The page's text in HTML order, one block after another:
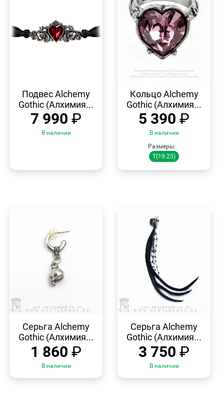
ПРОСМОТР
Подвес Alchemy
Gothic (Алхимия...
7 990 ₽
В наличии
ПРОСМОТР
Кольцо Alchemy
Gothic (Алхимия...
5 390 ₽
В наличии
Размеры:
T(19.25)
ПРОСМОТР
Серьга Alchemy
Gothic (Алхимия...
1 860 ₽
В наличии
ПРОСМОТР
Серьга Alchemy
Gothic (Алхимия...
3 750 ₽
В наличии